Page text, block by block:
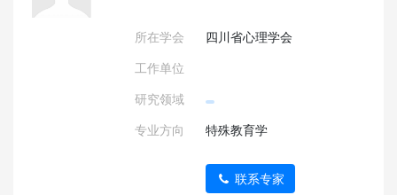
所在学会
四川省心理学会
工作单位
研究领域
专业方向
特殊教育学
联系专家